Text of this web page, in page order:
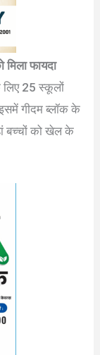
फायदा
लिए 25 स्कूलों
गीदम ब्लॉक के
बच्चों को खेल के